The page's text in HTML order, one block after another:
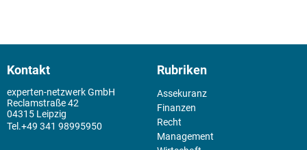
Kontakt
experten-netzwerk GmbH
Reclamstraße 42
04315 Leipzig
+49 341 98995950
Rubriken
Assekuranz
Finanzen
Recht
Management